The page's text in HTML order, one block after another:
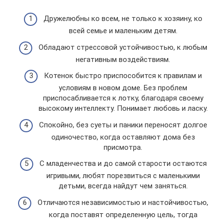
Дружелюбны ко всем, не только к хозяину, ко
всей семье и маленьким детям.
Обладают стрессовой устойчивостью, к любым
негативным воздействиям.
Котенок быстро приспособится к правилам и
условиям в новом доме. Без проблем
приспосабливается к лотку, благодаря своему
высокому интеллекту. Понимает любовь и ласку.
Спокойно, без суеты и паники переносят долгое
одиночество, когда оставляют дома без
присмотра.
С младенчества и до самой старости остаются
игривыми, любят порезвиться с маленькими
детьми, всегда найдут чем заняться.
Отличаются независимостью и настойчивостью,
когда поставят определенную цель, тогда